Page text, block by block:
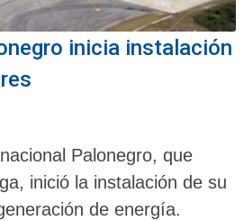
inicia instalación
Palonegro, que
inició la instalación de su
de energía.